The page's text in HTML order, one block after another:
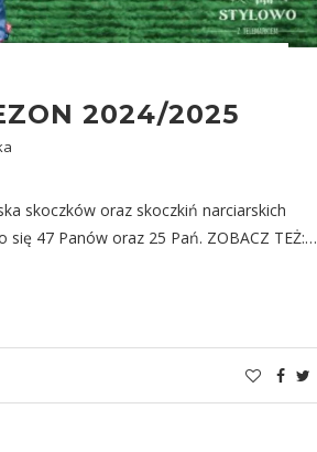
2024/2025
skoczków oraz skoczkiń narciarskich
się 47 Panów oraz 25 Pań. ZOBACZ TEŻ:…